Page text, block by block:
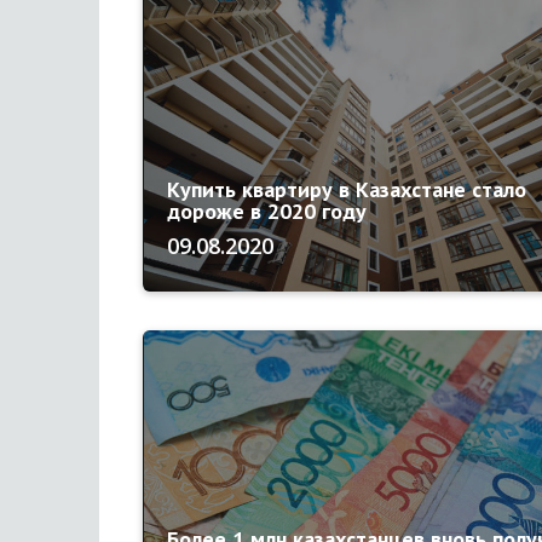
Купить квартиру в Казахстане стало
дороже в 2020 году
09.08.2020